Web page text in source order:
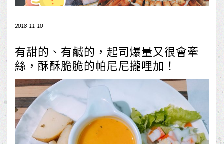
2018-11-10
有甜的、有鹹的，起司爆量又很會牽
絲，酥酥脆脆的帕尼尼攏哩加！